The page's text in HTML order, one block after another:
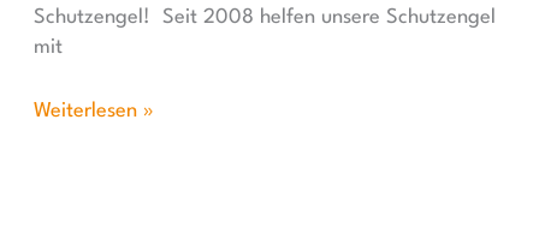
Schutzengel! Seit 2008 helfen unsere Schutzengel
mit
Weiterlesen »